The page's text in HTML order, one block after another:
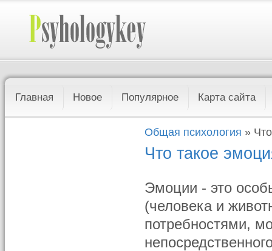
Главная Новое Популярное Карта сайта
Общая психология »
Что такое
Эмоции - это
(человека и
потребностями,